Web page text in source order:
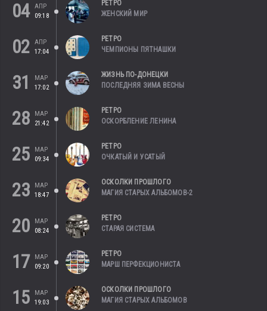
04 АПР
09:18
РЕТРО
ЖЕНСКИЙ МИР
02
АПР
17:04
РЕТРО
ЧЕМПИОНЫ ПЯТНАШКИ
31
МАР
17:02
ЖИЗНЬ ПО-ДОНЕЦКИ
ПОСЛЕДНЯЯ ЗИМА ВЕСНЫ
28
МАР
21:42
РЕТРО
ОСКОРБЛЕНИЕ ЛЕНИНА
25
МАР
09:34
РЕТРО
ОЧКАТЫЙ И УСАТЫЙ
23
МАР
18:47
ОСКОЛКИ ПРОШЛОГО
МАГИЯ СТАРЫХ АЛЬБОМОВ-2
20
МАР
08:24
РЕТРО
СТАРАЯ СИСТЕМА
17
МАР
09:20
РЕТРО
МАРШ ПЕРФЕКЦИОНИСТА
15
МАР
19:03
ОСКОЛКИ ПРОШЛОГО
МАГИЯ СТАРЫХ АЛЬБОМОВ